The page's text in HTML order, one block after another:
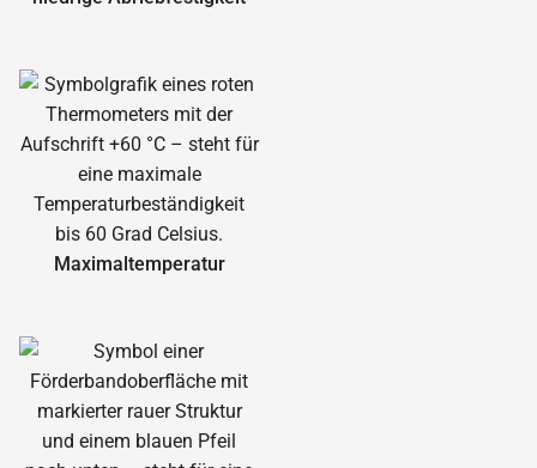
Maximal­temperatur